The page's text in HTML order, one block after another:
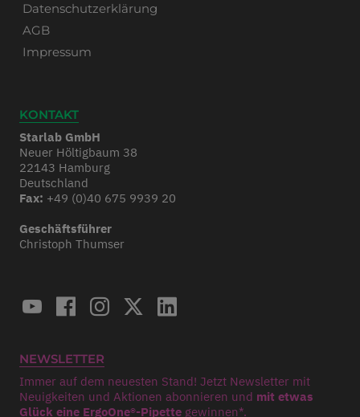
Datenschutzerklärung
AGB
Impressum
KONTAKT
Starlab GmbH
Neuer Höltigbaum 38
22143 Hamburg
Deutschland
Fax: +49 (0)40 675 9939 20
Geschäftsführer
Christoph Thumser
NEWSLETTER
Immer auf dem neuesten Stand! Jetzt Newsletter mit
Neuigkeiten und Aktionen abonnieren und mit etwas
Glück eine ErgoOne®-Pipette gewinnen*.